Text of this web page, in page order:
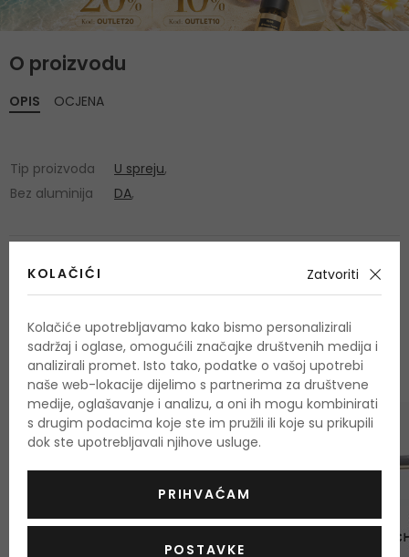
O proizvodu
OPIS
Tip proizvoda U spreju,
Bez aluminija
DA,
OCJENA
OSTALI PROIZVODI IZ ASORTIMANA
Chanel N°5
GRATIS
KOLAČIĆI Zatvoriti
Kolačiće upotrebljavamo kako bismo personalizirali
sadržaj i oglase, omogućili značajke društvenih medija i
analizirali promet. Isto tako, podatke o vašoj upotrebi
naše web-lokacije dijelimo s partnerima za društvene
medije, oglašavanje i analizu, a oni ih mogu kombinirati
s drugim podacima koje ste im pružili ili koje su prikupili
dok ste upotrebljavali njihove usluge.
PRIHVAĆAM
POSTAVKE